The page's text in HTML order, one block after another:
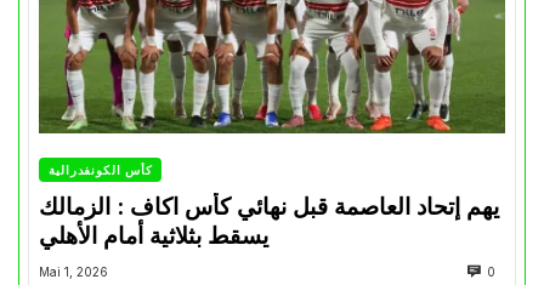
كأس الكونفدرالية
يهم إتحاد العاصمة قبل نهائي كأس اكاف : الزمالك
Mai 1, 2026 0